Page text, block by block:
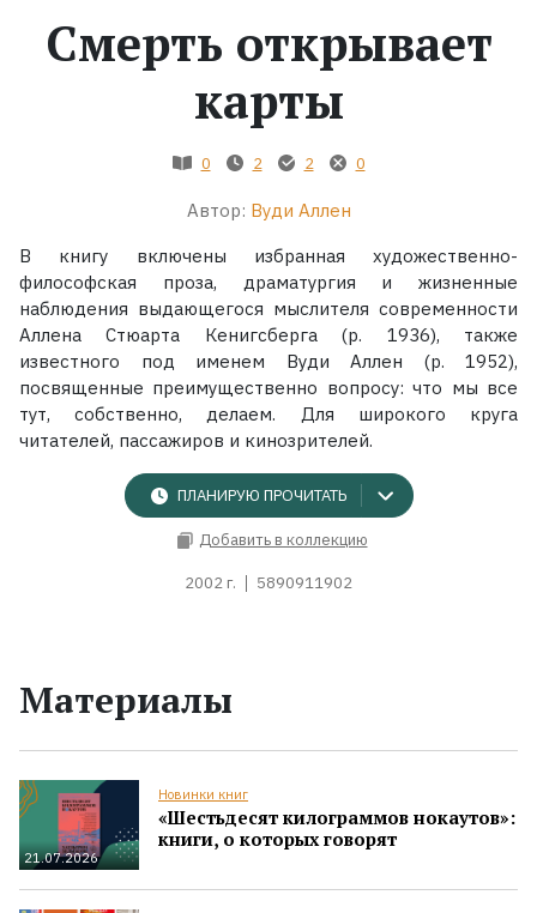
Смерть открывает
карты
0 2 2 0
Автор: Вуди Аллен
В книгу включены избранная художественно-
философская проза, драматургия и жизненные
наблюдения выдающегося мыслителя современности
Аллена Стюарта Кенигсберга (р. 1936), также
известного под именем Вуди Аллен (р. 1952),
посвященные преимущественно вопросу: что мы все
тут, собственно, делаем. Для широкого круга
читателей, пассажиров и кинозрителей.
ПЛАНИРУЮ ПРОЧИТАТЬ
Добавить в коллекцию
2002 г. 5890911902
Материалы
21.07.2026
Новинки книг
«Шестьдесят килограммов нокаутов»:
книги, о которых говорят